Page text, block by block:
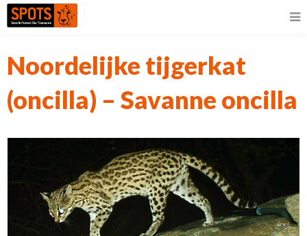
Noordelijke tijgerkat
(oncilla) – Savanne oncilla